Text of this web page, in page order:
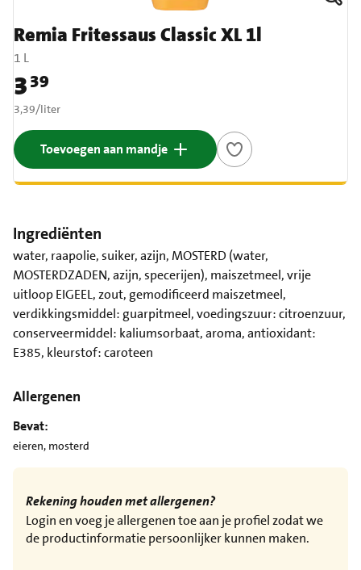
Remia Fritessaus Classic XL 1l
1 L
Prijs: € 3,39
339
€ 3,39 per liter
3,39/liter
Toevoegen aan mandje
Ingrediënten
water, raapolie, suiker, azijn, MOSTERD (water,
MOSTERDZADEN, azijn, specerijen), maiszetmeel, vrije
uitloop EIGEEL, zout, gemodificeerd maiszetmeel,
verdikkingsmiddel: guarpitmeel, voedingszuur: citroenzuur,
conserveermiddel: kaliumsorbaat, aroma, antioxidant:
E385, kleurstof: caroteen
Allergenen
Bevat:
eieren, mosterd
Rekening houden met allergenen?
Login en voeg je allergenen toe aan je profiel zodat we
de productinformatie persoonlijker kunnen maken.